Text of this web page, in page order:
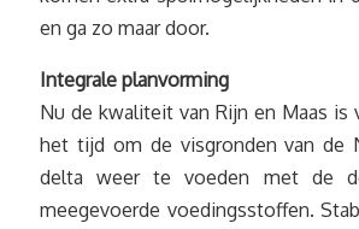
en ga zo maar door.
Integrale planvorming
Nu de kwaliteit van Rijn en Maas is
het tijd om de visgronden van de
delta weer te voeden met de
meegevoerde voedingsstoffen.